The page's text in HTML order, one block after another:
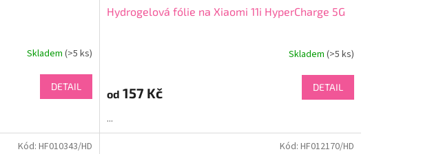
Skladem (>5 ks)
DETAIL
Hydrogelová fólie na Xiaomi 11i HyperCharge 5G
Skladem (>5 ks)
od 157 Kč DETAIL
...
Kód: HF010343/HD Kód: HF012170/HD